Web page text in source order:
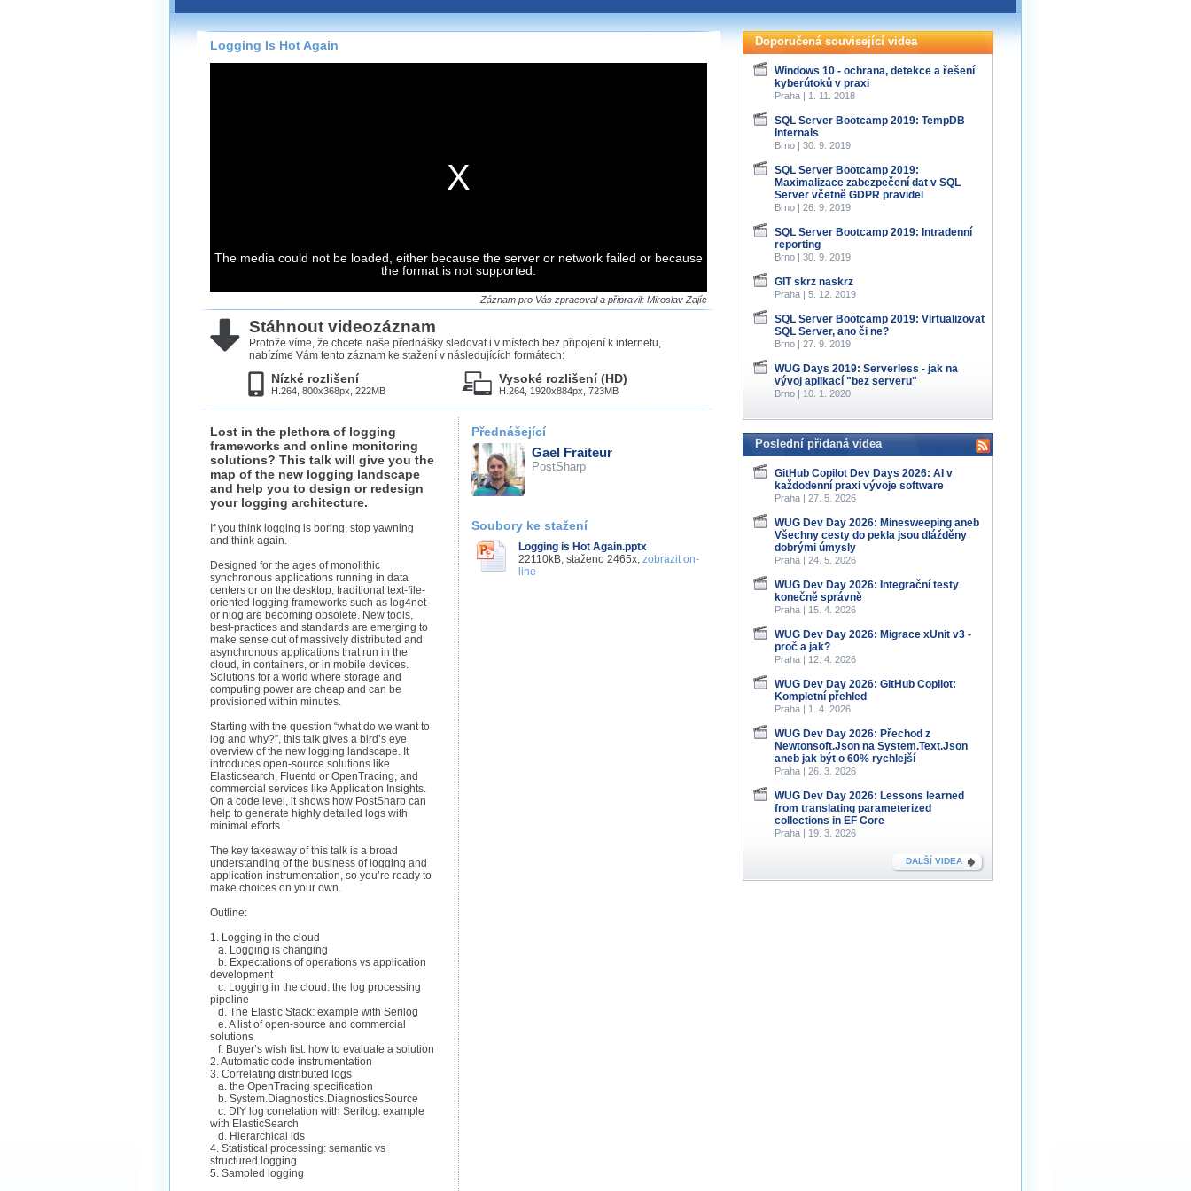
Záznamy na našem webu můžete pohodlně sledovat
přímo na stránce s využitím našehoHTML 5nebo
Silverlightpřehrávače.
neumožňuje, proto umožňujeme stahování vybraných
Velmi staré záznamy máme historicky uložené
ve formátu, který není vhodný pro stahování,
proto je ke stažení nenabízíme.
Logging Is Hot Again
The media could not be loaded, either because the server or network failed or because
the format is not supported.
Záznam pro Vás zpracoval a připravil: Miroslav Zajíc
Stáhnout videozáznam
Protože víme, že chcete naše přednášky sledovat i v místech bez připojení k internetu,
nabízíme Vám tento záznam ke stažení v následujících formátech:
Nízké rozlišení
H.264, 800x368px, 222MB
Vysoké rozlišení (HD)
H.264, 1920x884px, 723MB
Lost in the plethora of logging
frameworks and online monitoring
solutions? This talk will give you the
map of the new logging landscape
and help you to design or redesign
your logging architecture.
If you think logging is boring, stop yawning
and think again.
Designed for the ages of monolithic
synchronous applications running in data
centers or on the desktop, traditional text-file-
oriented logging frameworks such as log4net
or nlog are becoming obsolete. New tools,
best-practices and standards are emerging to
make sense out of massively distributed and
asynchronous applications that run in the
cloud, in containers, or in mobile devices.
Solutions for a world where storage and
computing power are cheap and can be
provisioned within minutes.
Starting with the question “what do we want to
log and why?”, this talk gives a bird’s eye
overview of the new logging landscape. It
introduces open-source solutions like
Elasticsearch, Fluentd or OpenTracing, and
commercial services like Application Insights.
On a code level, it shows how PostSharp can
help to generate highly detailed logs with
minimal efforts.
The key takeaway of this talk is a broad
understanding of the business of logging and
application instrumentation, so you’re ready to
make choices on your own.
Outline:
1. Logging in the cloud
a. Logging is changing
b. Expectations of operations vs application
development
c. Logging in the cloud: the log processing
pipeline
d. The Elastic Stack: example with Serilog
e. A list of open-source and commercial
solutions
f. Buyer’s wish list: how to evaluate a solution
2. Automatic code instrumentation
3. Correlating distributed logs
a. the OpenTracing specification
b. System.Diagnostics.DiagnosticsSource
c. DIY log correlation with Serilog: example
with ElasticSearch
d. Hierarchical ids
4. Statistical processing: semantic vs
structured logging
5. Sampled logging
Přednášející
Gael Fraiteur
PostSharp
Soubory ke stažení
Logging is Hot Again.pptx
22110kB, staženo 2465x, zobrazit on-
line
Doporučená související videa
Windows 10 - ochrana, detekce a řešení
kyberútoků v praxi
Praha | 1. 11. 2018
SQL Server Bootcamp 2019: TempDB
Internals
Brno | 30. 9. 2019
SQL Server Bootcamp 2019:
Maximalizace zabezpečení dat v SQL
Server včetně GDPR pravidel
Brno | 26. 9. 2019
SQL Server Bootcamp 2019: Intradenní
reporting
Brno | 30. 9. 2019
GIT skrz naskrz
Praha | 5. 12. 2019
SQL Server Bootcamp 2019: Virtualizovat
SQL Server, ano či ne?
Brno | 27. 9. 2019
WUG Days 2019: Serverless - jak na
vývoj aplikací "bez serveru"
Brno | 10. 1. 2020
Poslední přidaná videa
GitHub Copilot Dev Days 2026: AI v
každodenní praxi vývoje software
Praha | 27. 5. 2026
WUG Dev Day 2026: Minesweeping aneb
Všechny cesty do pekla jsou dlážděny
dobrými úmysly
Praha | 24. 5. 2026
WUG Dev Day 2026: Integrační testy
konečně správně
Praha | 15. 4. 2026
WUG Dev Day 2026: Migrace xUnit v3 -
proč a jak?
Praha | 12. 4. 2026
WUG Dev Day 2026: GitHub Copilot:
Kompletní přehled
Praha | 1. 4. 2026
WUG Dev Day 2026: Přechod z
Newtonsoft.Json na System.Text.Json
aneb jak být o 60% rychlejší
Praha | 26. 3. 2026
WUG Dev Day 2026: Lessons learned
from translating parameterized
collections in EF Core
Praha | 19. 3. 2026
DALŠÍ VIDEA